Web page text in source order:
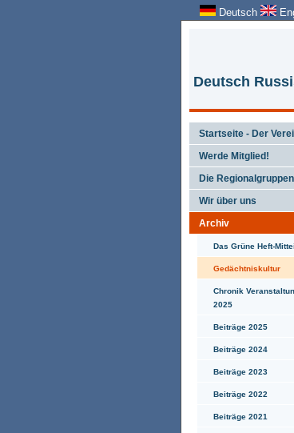
Deutsch
Deutsch
Startseite - Der
Werde Mitglied!
Die Regionalgruppen
Wir über uns
Archiv
Das Grüne Heft-
Gedächtniskultur
Chronik
2025
Beiträge 2025
Beiträge 2024
Beiträge 2023
Beiträge 2022
Beiträge 2021